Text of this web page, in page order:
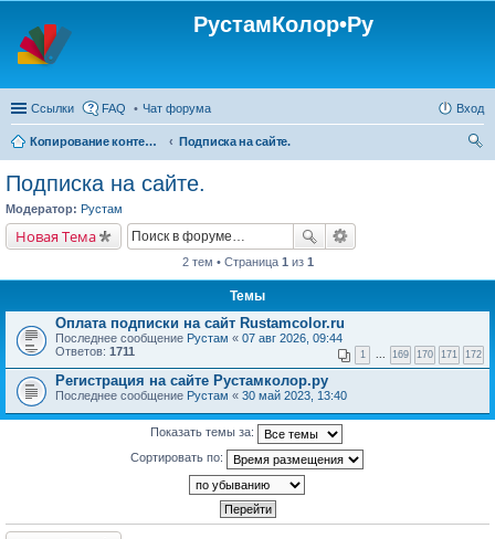
РустамКолор•Ру
Ссылки FAQ Чат форума Вход
Копирование контента с сайта Rustamcolor.ru - запрещено !!!
Подписка на сайте.
Подписка на сайте.
Модератор: Рустам
Новая Тема
2 тем • Страница 1 из 1
Темы
Оплата подписки на сайт Rustamcolor.ru
Последнее сообщение Рустам « 07 авг 2026, 09:44
Ответов: 1711 1 169 170 171 172
Регистрация на сайте Рустамколор.ру
Последнее сообщение Рустам « 30 май 2023, 13:40
Показать темы за:
Сортировать по: